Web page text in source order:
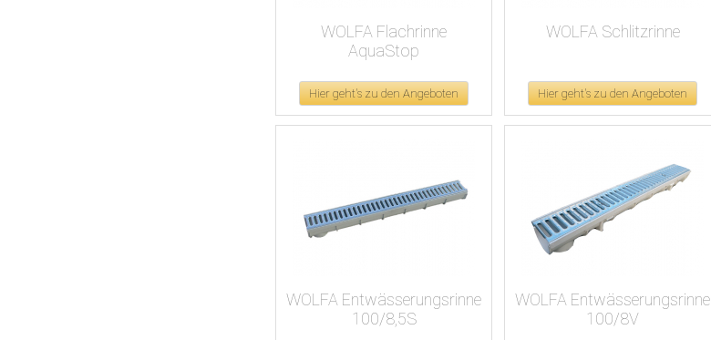
WOLFA Flachrinne
AquaStop
Hier geht's zu den Angeboten
WOLFA Schlitzrinne
Hier geht's zu den Angeboten
WOLFA Entwässerungsrinne
100/8,5S
WOLFA Entwässerungsrinne
100/8V